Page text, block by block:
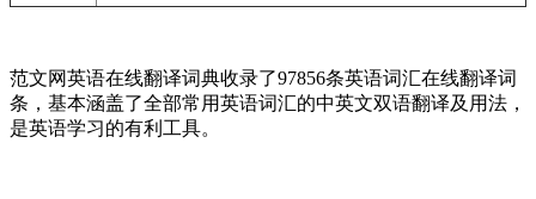
范文网英语在线翻译词典收录了97856条英语词汇在线翻译词
条，基本涵盖了全部常用英语词汇的中英文双语翻译及用法，
是英语学习的有利工具。